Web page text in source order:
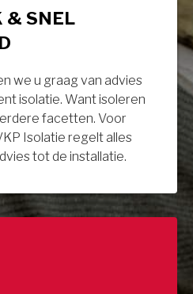
& SNEL
we u graag van advies
isolatie. Want isoleren
facetten. Voor
Isolatie regelt alles
tot de installatie.